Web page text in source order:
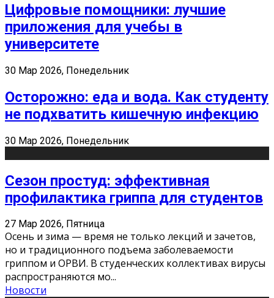
Цифровые помощники: лучшие
приложения для учебы в
университете
30 Мар 2026, Понедельник
Осторожно: еда и вода. Как студенту
не подхватить кишечную инфекцию
30 Мар 2026, Понедельник
Сезон простуд: эффективная
профилактика гриппа для студентов
27 Мар 2026, Пятница
Осень и зима — время не только лекций и зачетов,
но и традиционного подъема заболеваемости
гриппом и ОРВИ. В студенческих коллективах вирусы
распространяются мо...
Новости